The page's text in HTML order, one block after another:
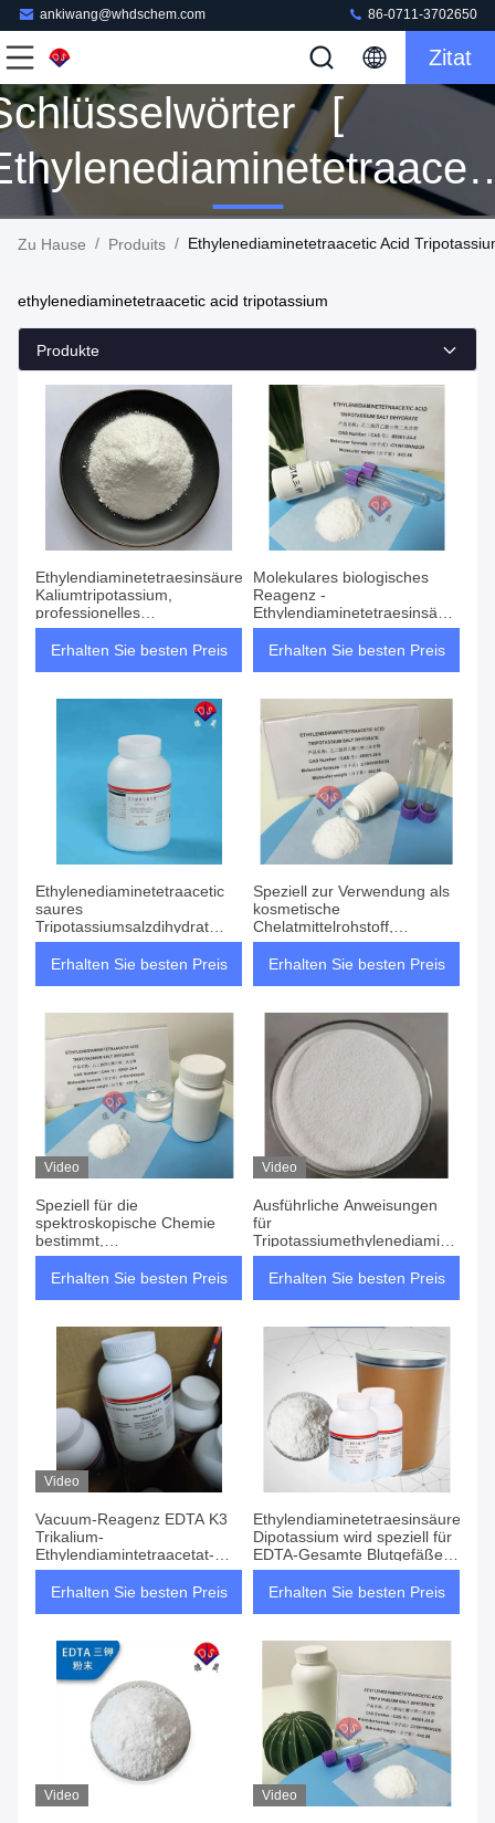
ankiwang@whdschem.com 86-0711-3702650
Zitat
[
Tripotassium ]
Zu Hause / Produits / Ethylenediaminetetraacetic Acid
ethylenediaminetetraacetic acid tripotassium
Produkte
Ethylendiaminetetraesinsäure,
Kaliumtripotassium,
professionelles
Metallkomplexierungsmittel
Erhalten Sie besten Preis
Molekulares biologisches
Reagenz -
Ethylendiaminetetraesinsäure
Kaliumdihydrat
Erhalten Sie besten Preis
Ethylenediaminetetraacetic
saures
Tripotassiumsalzdihydrat
98%
Erhalten Sie besten Preis
Speziell zur Verwendung als
kosmetische
Chelatmittelrohstoff,
Ethylendiaminetetraacetinsäure
Tripotassium
Erhalten Sie besten Preis
Video
Speziell für die
spektroskopische Chemie
bestimmt,
Kaliumethylenediaminetetraesinsäure
65501-24-8
Erhalten Sie besten Preis
Video
Ausführliche Anweisungen
für
CAS 65501-24-8
Erhalten Sie besten Preis
Video
Vacuum-Reagenz EDTA K3
Trikalium-
Ethylendiamintetraacetat-
Säure für
Blutentnahmeröhrchen
Erhalten Sie besten Preis
Ethylendiaminetetraesinsäure
Dipotassium wird speziell für
EDTA-Gesamte Blutgefäße
verwendet
Erhalten Sie besten Preis
Video Video